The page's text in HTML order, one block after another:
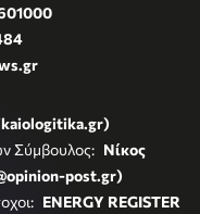
Σύμβουλος: Νίκος
post.gr)
ENERGY REGISTER